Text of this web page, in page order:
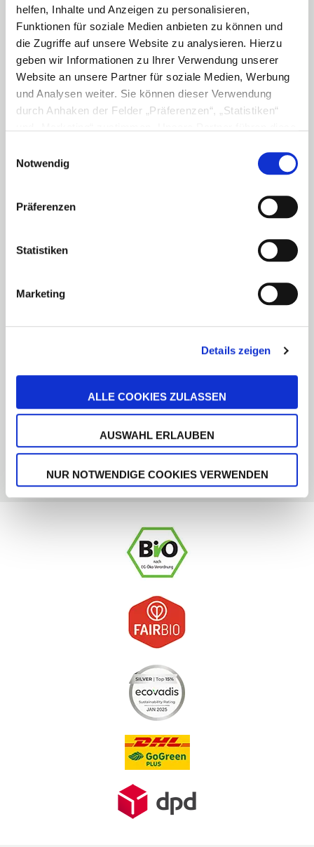
helfen, Inhalte und Anzeigen zu personalisieren,
Funktionen für soziale Medien anbieten zu können und
die Zugriffe auf unsere Website zu analysieren. Hierzu
geben wir Informationen zu Ihrer Verwendung unserer
Website an unsere Partner für soziale Medien, Werbung
und Analysen weiter. Sie können dieser Verwendung
durch Anhaken der Felder „Präferenzen“, „Statistiken“
zusammen, die Sie ihnen bereitgestellt haben oder die
sie im Rahmen Ihrer Nutzung der Dienste gesammelt
haben. Haken Sie die Felder nicht an, werden lediglich
die für den Betrieb dieser Website notwendigen Cookies
sowie Widerspruchsmöglichkeiten finden Sie in unseren
Notwendig
Präferenzen
Statistiken
Marketing
Details zeigen
ALLE COOKIES ZULASSEN
AUSWAHL ERLAUBEN
NUR NOTWENDIGE COOKIES VERWENDEN
Stellenangebote
Datenschutzerklärung
Impressum
Bio-Tierfutter
Katzenfutter
Service
FAQ
Bezahlung und Versand
Versandarten
Widerruf